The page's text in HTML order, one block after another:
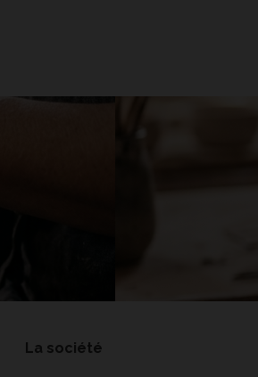
La société